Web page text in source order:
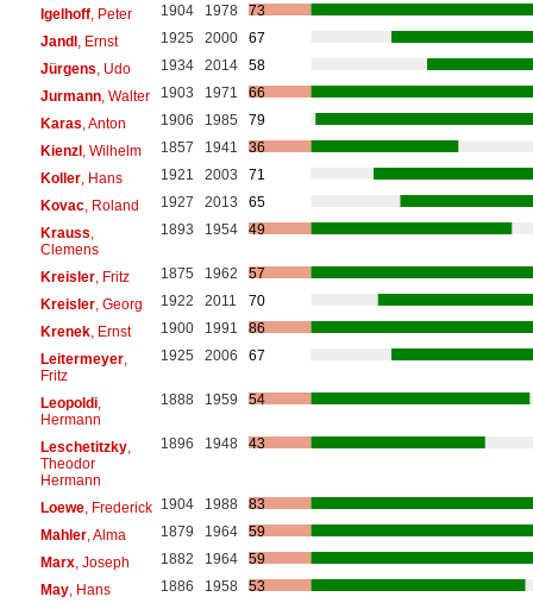
Igelhoff, Peter 1904 1978
73
Jandl, Ernst 1925 2000
67
Jürgens , Udo 1934 2014
58
Jurmann, Walter 1903 1971
66
Karas , Anton 1906 1985
79
Kienzl, Wilhelm 1857 1941
36
Koller, Hans 1921 2003
71
Kovac, Roland 1927 2013
65
Krauss
Clemens
1893 1954 49
Kreisler, Fritz 1875 1962
57
Kreisler, Georg 1922 2011
70
Krenek, Ernst 1900 1991
86
Leitermeyer,
Fritz
1925 2006 67
Leopoldi,
Hermann
1888 1959 54
Leschetitzky,
Theodor
Hermann
1896 1948 43
Loewe, Frederick 1904 1988
83
Mahler, Alma 1879 1964
59
Marx, Joseph 1882 1964
59
May, Hans 1886 1958
53